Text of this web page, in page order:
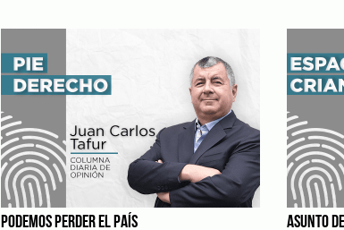
PODEMOS PERDER EL PAÍS ASUNTO